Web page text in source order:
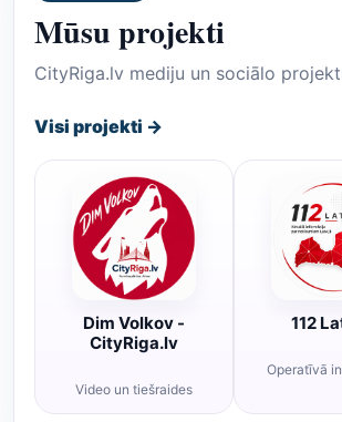
Mūsu projekti
CityRiga.lv mediju un sociālo
Visi projekti →
Dim Volkov -
CityRiga.lv
Video un tiešraides
112
Operatīvā